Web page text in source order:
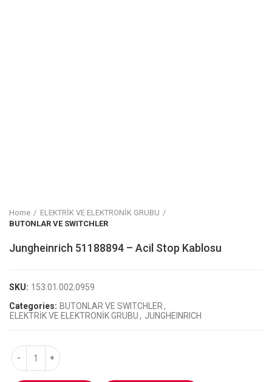
Home
ELEKTRİK VE ELEKTRONİK GRUBU
BUTONLAR VE SWITCHLER
Jungheinrich 51188894 – Acil Stop Kablosu
SKU: 153.01.002.0959
Categories: BUTONLAR VE SWITCHLER,
ELEKTRİK VE ELEKTRONİK GRUBU, JUNGHEINRICH